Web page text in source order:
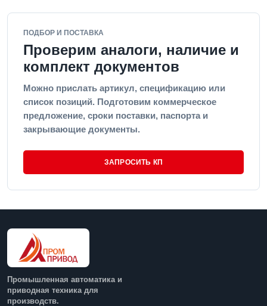
ПОДБОР И ПОСТАВКА
Проверим аналоги, наличие и
комплект документов
Можно прислать артикул, спецификацию или
список позиций. Подготовим коммерческое
предложение, сроки поставки, паспорта и
закрывающие документы.
ЗАПРОСИТЬ КП
Промышленная автоматика и
приводная техника для
производств.